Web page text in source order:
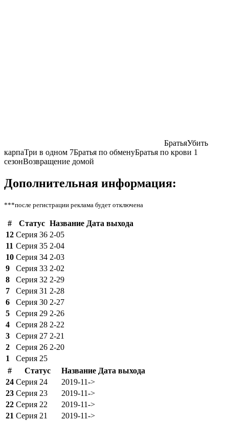
БратьяУбить
карпаТри в одном 7Братья по обменуБратья по крови 1
сезонВозвращение домой
Дополнительная информация:
***после регистрации реклама будет отключена
# Статус Название Дата выхода
12 Серия 36 2-05
11 Серия 35 2-04
10 Серия 34 2-03
9
Серия 33 2-02
8
Серия 32 2-29
7
Серия 31 2-28
6
Серия 30 2-27
5
Серия 29 2-26
4
Серия 28 2-22
3
Серия 27 2-21
2
Серия 26 2-20
1
Серия 25
#
Статус Название Дата выхода
24 Серия 24
2019-11->
23 Серия 23
2019-11->
22 Серия 22
2019-11->
21 Серия 21
2019-11->